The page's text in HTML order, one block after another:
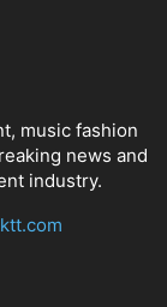
music fashion
news and
industry.